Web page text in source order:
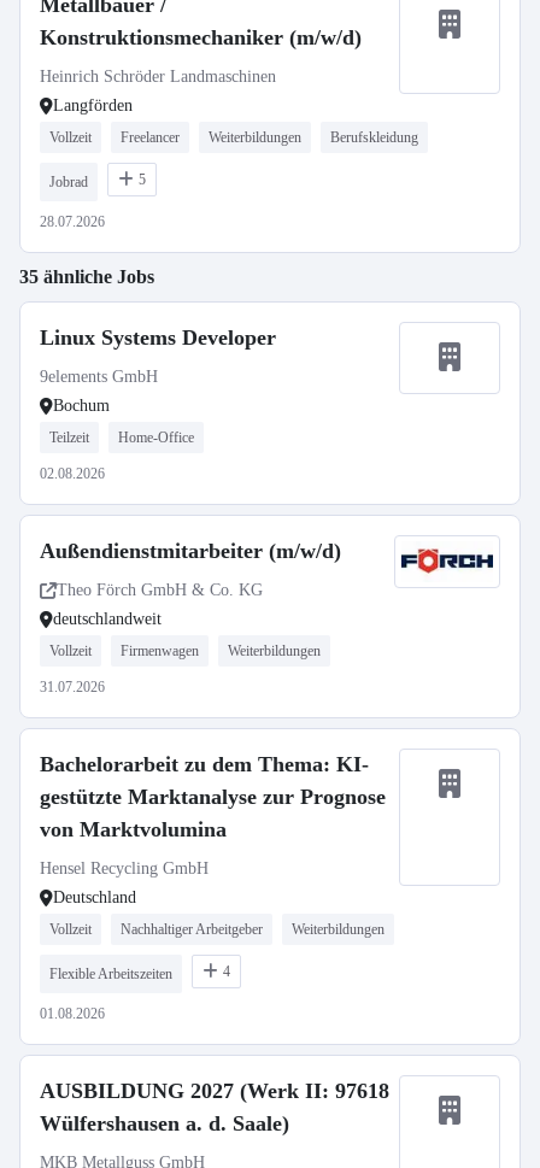
Metallbauer /
Konstruktionsmechaniker (m/w/d)
Heinrich Schröder Landmaschinen
Langförden
Vollzeit Freelancer Weiterbildungen Berufskleidung
Jobrad 5
28.07.2026
35 ähnliche Jobs
Linux Systems Developer
9elements GmbH
Bochum
Teilzeit Home-Office
02.08.2026
Außendienstmitarbeiter (m/w/d)
Theo Förch GmbH & Co. KG
deutschlandweit
Vollzeit Firmenwagen Weiterbildungen
31.07.2026
Bachelorarbeit zu dem Thema: KI-
gestützte Marktanalyse zur Prognose
von Marktvolumina
Hensel Recycling GmbH
Deutschland
Vollzeit Nachhaltiger Arbeitgeber Weiterbildungen
Flexible Arbeitszeiten 4
01.08.2026
AUSBILDUNG 2027 (Werk II: 97618
Wülfershausen a. d. Saale)
MKB Metallguss GmbH